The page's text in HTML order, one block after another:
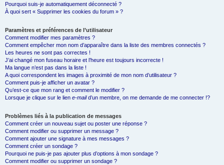
Pourquoi suis-je automatiquement déconnecté ?
À quoi sert « Supprimer les cookies du forum » ?
Paramètres et préférences de l’utilisateur
Comment modifier mes paramètres ?
Comment empêcher mon nom d’apparaître dans la liste des membres connectés ?
Les heures ne sont pas correctes !
J’ai changé mon fuseau horaire et l’heure est toujours incorrecte !
Ma langue n’est pas dans la liste !
A quoi correspondent les images à proximité de mon nom d’utilisateur ?
Comment puis-je afficher un avatar ?
Qu’est-ce que mon rang et comment le modifier ?
Lorsque je clique sur le lien e-maild’un membre, on me demande de me connecter !?
Problèmes liés à la publication de messages
Comment créer un nouveau sujet ou poster une réponse ?
Comment modifier ou supprimer un message ?
Comment ajouter une signature à mes messages ?
Comment créer un sondage ?
Pourquoi ne puis-je pas ajouter plus d’options à mon sondage ?
Comment modifier ou supprimer un sondage ?